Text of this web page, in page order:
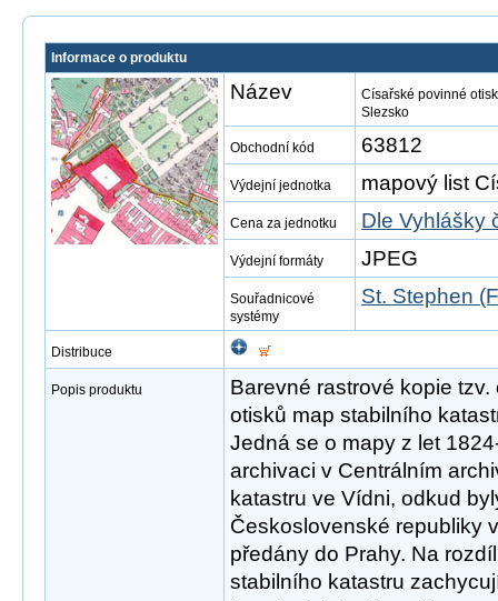
Informace o produktu
Název
Císařské povinné
Slezsko
Obchodní kód 63812
Výdejní jednotka mapový list
Cena za jednotku Dle Vyhlášky
Výdejní formáty JPEG
Souřadnicové
systémy
St. Stephen
Distribuce
Popis produktu
Barevné rastrové kopie
otisků map stabilního
Jedná se o mapy z let
archivaci v Centrálním
katastru ve Vídni, odkud
Československé republiky
předány do Prahy. Na
stabilního katastru